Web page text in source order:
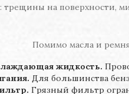
трещины на поверхности,
Помимо масла и
жидкость.
Для большинства
Грязный фильтр